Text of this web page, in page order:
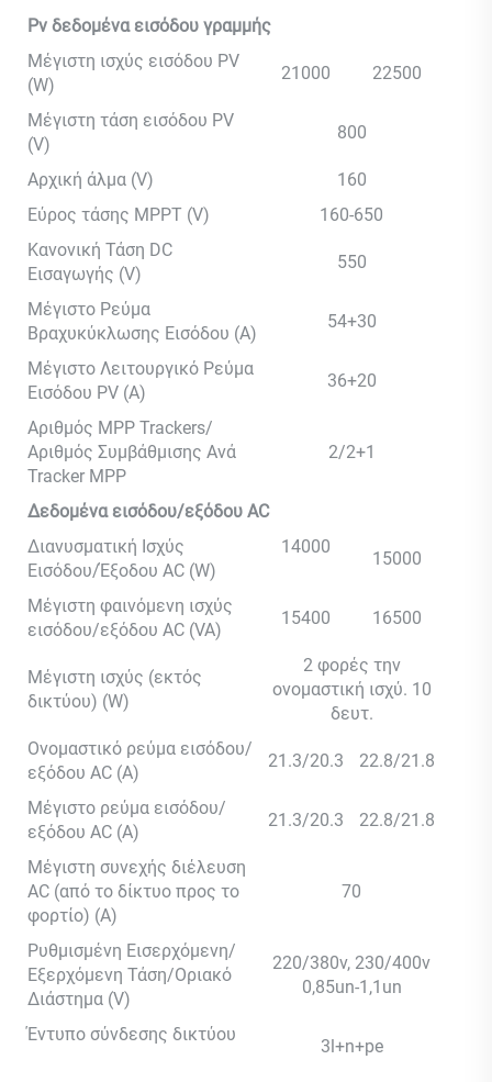
Pv δεδομένα εισόδου γραμμής
Μέγιστη ισχύς εισόδου PV
(W)
21000 22500
Μέγιστη τάση εισόδου PV
(V)
800
Αρχική άλμα (V)
160
Εύρος τάσης MPPT (V)
160-650
Κανονική Τάση DC
Εισαγωγής (V)
550
Μέγιστο Ρεύμα
Βραχυκύκλωσης Εισόδου (A)
54+30
Μέγιστο Λειτουργικό Ρεύμα
Εισόδου PV (A)
36+20
Αριθμός MPP Trackers/
Αριθμός Συμβάθμισης Ανά
Tracker MPP
2/2+1
Δεδομένα εισόδου/εξόδου AC
Διανυσματική Ισχύς
Εισόδου/Έξοδου AC (W)
14000
15000
Μέγιστη φαινόμενη ισχύς
εισόδου/εξόδου AC (VA)
15400 16500
Μέγιστη ισχύς (εκτός
δικτύου) (W)
2 φορές την
ονομαστική ισχύ. 10
δευτ.
Ονομαστικό ρεύμα εισόδου/
εξόδου AC (Α)
21.3/20.3 22.8/21.8
Μέγιστο ρεύμα εισόδου/
εξόδου AC (Α)
21.3/20.3 22.8/21.8
Μέγιστη συνεχής διέλευση
AC (από το δίκτυο προς το
φορτίο) (A)
70
Ρυθμισμένη Εισερχόμενη/
Εξερχόμενη Τάση/Οριακό
Διάστημα (V)
220/380v, 230/400v
0,85un-1,1un
Έντυπο σύνδεσης δικτύου
3l+n+pe